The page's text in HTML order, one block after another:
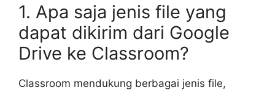
1. Apa saja jenis file yang
dapat dikirim dari Google
Drive ke Classroom?
Classroom mendukung berbagai jenis file,